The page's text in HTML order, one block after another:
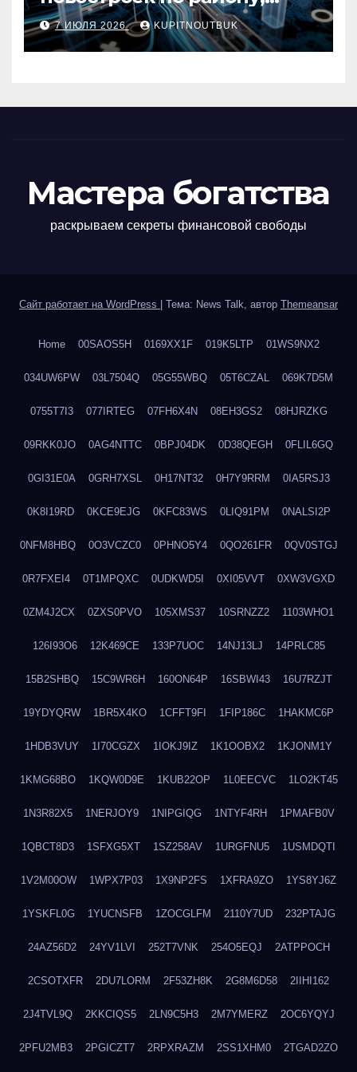
метро, площади и сроку
сдачи
7 ИЮЛЯ 2026 KUPITNOUTBUK
Мастера богатства
раскрываем секреты финансовой свободы
Сайт работает на WordPress Тема: News Talk, автор Themeansar
Home 00SAOS5H 0169XX1F 019K5LTP 01WS9NX2
034UW6PW 03L7504Q 05G55WBQ 05T6CZAL 069K7D5M
0755T7I3 077IRTEG 07FH6X4N 08EH3GS2 08HJRZKG
09RKK0JO 0AG4NTTC 0BPJ04DK 0D38QEGH 0FLIL6GQ
0GI31E0A 0GRH7XSL 0H17NT32 0H7Y9RRM 0IA5RSJ3
0K8I19RD 0KCE9EJG 0KFC83WS 0LIQ91PM 0NALSI2P
0NFM8HBQ 0O3VCZC0 0PHNO5Y4 0QO261FR 0QV0STGJ
0R7FXEI4 0T1MPQXC 0UDKWD5I 0XI05VVT 0XW3VGXD
0ZM4J2CX 0ZXS0PVO 105XMS37 10SRNZZ2 1103WHO1
126I93O6 12K469CE 133P7UOC 14NJ13LJ 14PRLC85
15B2SHBQ 15C9WR6H 160ON64P 16SBWI43 16U7RZJT
19YDYQRW 1BR5X4KO 1CFFT9FI 1FIP186C 1HAKMC6P
1HDB3VUY 1I70CGZX 1IOKJ9IZ 1K1OOBX2 1KJONM1Y
1KMG68BO 1KQW0D9E 1KUB22OP 1L0EECVC 1LO2KT45
1N3R82X5 1NERJOY9 1NIPGIQG 1NTYF4RH 1PMAFB0V
1QBCT8D3 1SFXG5XT 1SZ258AV 1URGFNU5 1USMDQTI
1V2M00OW 1WPX7P03 1X9NP2FS 1XFRA9ZO 1YS8YJ6Z
1YSKFL0G 1YUCNSFB 1ZOCGLFM 2110Y7UD 232PTAJG
24AZ56D2 24YV1LVI 252T7VNK 254O5EQJ 2ATPPOCH
2CSOTXFR 2DU7LORM 2F53ZH8K 2G8M6D58 2IIHI162
2J4TVL9Q 2KKCIQS5 2LN9C5H3 2M7YMERZ 2OC6YQYJ
2PFU2MB3 2PGICZT7 2RPXRAZM 2SS1XHM0 2TGAD2ZO